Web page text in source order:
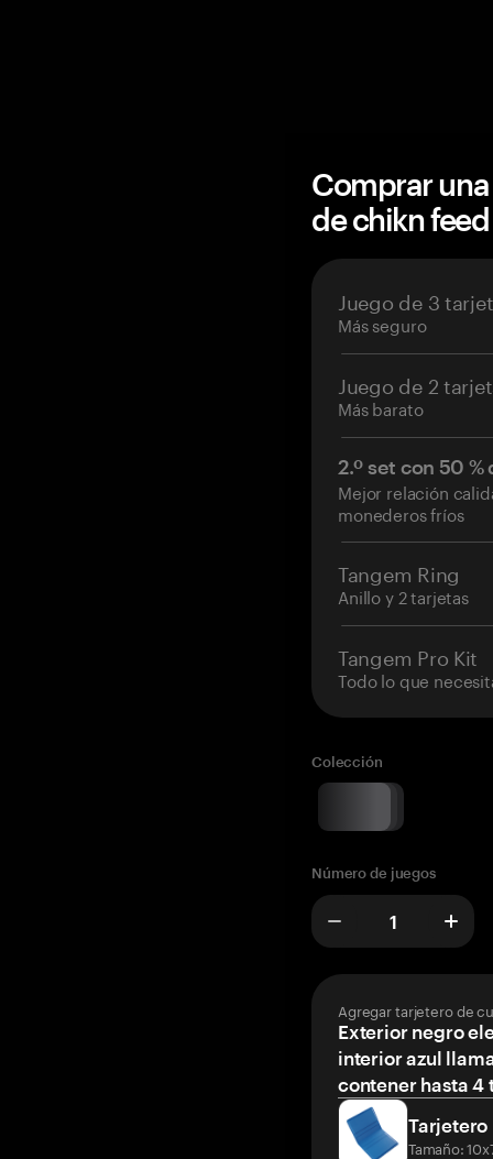
Comprar
de chikn
Juego de 3
Más seguro
Juego de 2
Más barato
2.º set con 50
Mejor relación
monederos fríos
Tangem Ring
Anillo y 2 tarjetas
Tangem Pro Kit
Todo lo que
Colección
Número de juegos
Agregar tarjetero de
Exterior negro
interior azul
contener hasta 4
Tarjetero
Tamaño: